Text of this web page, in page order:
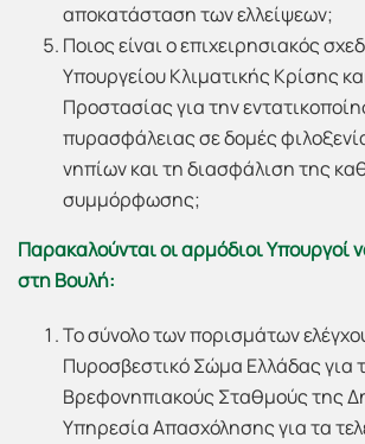
αποκατάσταση των ελλείψεων;
Ποιος είναι ο επιχειρησιακός
Υπουργείου Κλιματικής Κρίσης
Προστασίας για την
πυρασφάλειας σε δομές
νηπίων και τη διασφάλιση της
συμμόρφωσης;
Παρακαλούνται οι αρμόδιοι Υπουργοί
στη Βουλή:
Το σύνολο των πορισμάτων
Πυροσβεστικό Σώμα Ελλάδας για
Βρεφονηπιακούς Σταθμούς της
Υπηρεσία Απασχόλησης για τα